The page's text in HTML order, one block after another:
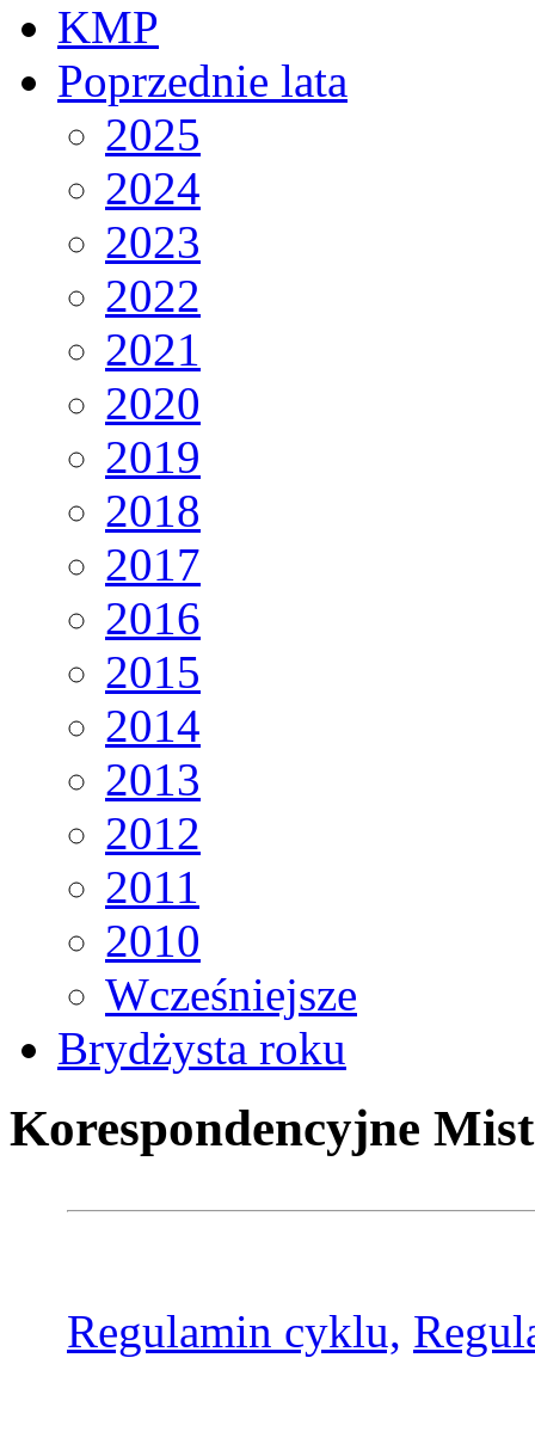
KMP
Poprzednie lata
2025
2024
2023
2022
2021
2020
2019
2018
2017
2016
2015
2014
2013
2012
2011
2010
Wcześniejsze
Brydżysta roku
Korespondencyjne
Regulamin cyklu,